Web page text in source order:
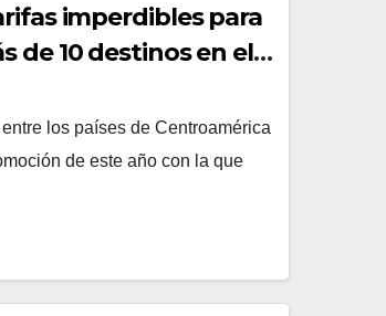
imperdibles para
de 10 destinos en el
los países de Centroamérica
de este año con la que